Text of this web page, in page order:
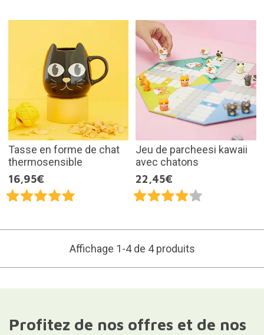
Tasse en forme de chat
thermosensible
16,95€
Jeu de parcheesi kawaii
avec chatons
22,45€
Affichage 1-4 de 4 produits
Profitez de nos offres et de nos